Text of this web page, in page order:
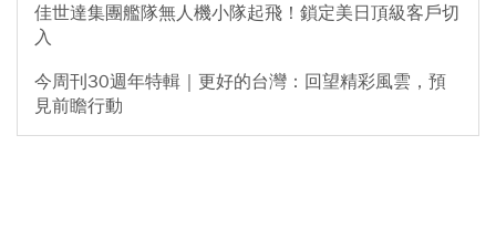
佳世達集團艦隊無人機小隊起飛！鎖定美日頂級客戶切
入
今周刊30週年特輯｜更好的台灣：回望精彩風雲，預
見前瞻行動